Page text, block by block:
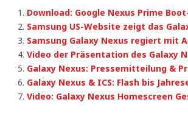
Download: Google Nexus Prime
Samsung US-Website zeigt das
Samsung Galaxy Nexus regiert mit
Video der Präsentation des Galaxy
Galaxy Nexus: Pressemitteilung &
Galaxy Nexus & ICS: Flash bis
Video: Galaxy Nexus Homescreen